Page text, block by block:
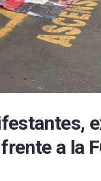
a la